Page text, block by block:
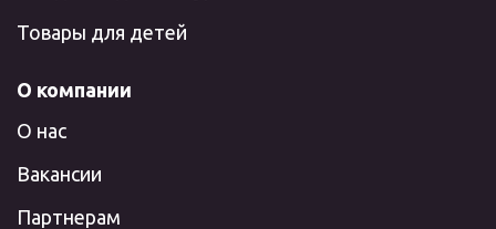
Товары для детей
О компании
О нас
Вакансии
Партнерам